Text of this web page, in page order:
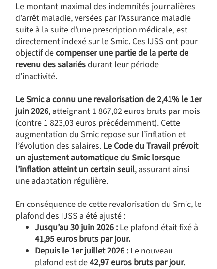
Le montant maximal des indemnités journalières
d’arrêt maladie, versées par l’Assurance maladie
suite à la suite d’une prescription médicale, est
directement indexé sur le Smic. Ces IJSS ont pour
objectif decompenser une partie de la perte de
revenu des salariés durant leur période
d’inactivité.
Le Smic a connu une revalorisation de 2,41% le 1er
juin 2026, atteignant 1 867,02 euros bruts par mois
(contre 1 823,03 euros précédemment). Cette
augmentation du Smic repose sur l’inflation et
l’évolution des salaires. Le Code du Travail prévoit
un ajustement automatique du Smic lorsque
l’inflation atteint un certain seuil, assurant ainsi
une adaptation régulière.
En conséquence de cette revalorisation du Smic, le
plafond des IJSS a été ajusté :
Jusqu’au 30 juin 2026 : Le plafond était fixé à
41,95 euros bruts par jour.
Depuis le 1er juillet 2026 : Le nouveau
plafond est de42,97 euros bruts par jour.